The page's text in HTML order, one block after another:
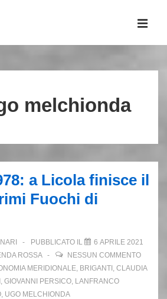
melchionda
a Licola finisce il
Fuochi di
PUBBLICATO IL
6 APRILE 2021
ROSSA
NESSUN COMMENTO
MERIDIONALE, BRIGANTI , CLAUDIA
, GIOVANNI PERSICO, LANFRANCO
, UGO MELCHIONDA